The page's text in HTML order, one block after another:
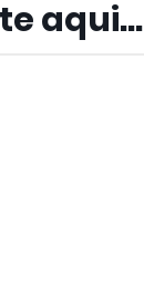
aqui...